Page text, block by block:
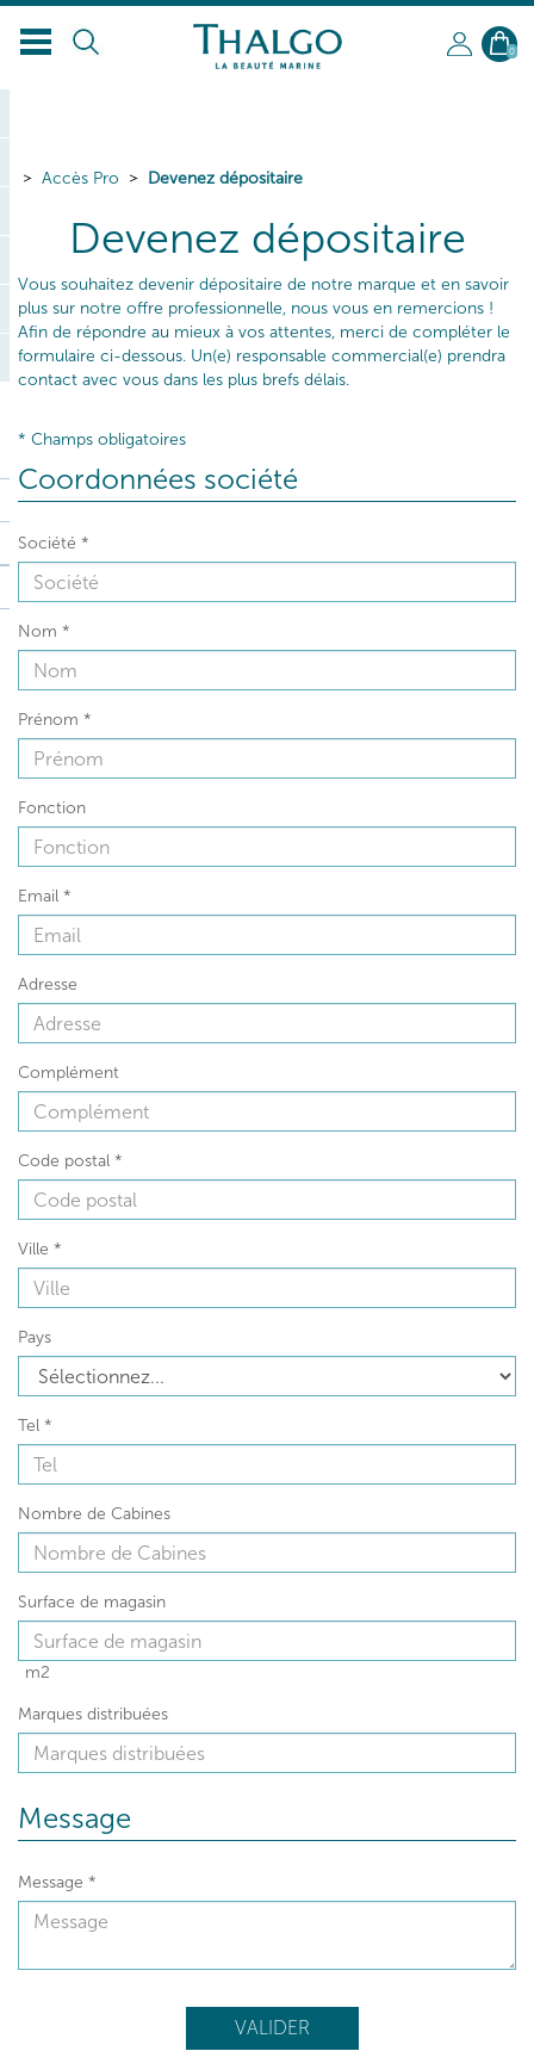
FR
0
Accès Pro Devenez dépositaire
Devenez dépositaire
Vous souhaitez devenir dépositaire de notre marque et en savoir
plus sur notre offre professionnelle, nous vous en remercions !
Afin de répondre au mieux à vos attentes, merci de compléter le
formulaire ci-dessous. Un(e) responsable commercial(e) prendra
contact avec vous dans les plus brefs délais.
* Champs obligatoires
Coordonnées société
Société *
Nom *
Prénom *
Fonction
Email *
Adresse
Complément
Code postal *
Ville *
Pays
Tel *
Nombre de Cabines
Surface de magasin
m2
Marques distribuées
Message
Message *